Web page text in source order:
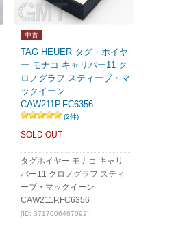
中古
TAG HEUER タグ・ホイヤ
ー モナコ キャリバー11 ク
ロノグラフ スティーブ・マ
ックイーン
CAW211P.FC6356
(2件)
SOLD OUT
タグホイヤー モナコ キャリ
バー11 クロノグラフ スティ
ーブ・マックイーン
CAW211P.FC6356
[ID: 3717006467092]